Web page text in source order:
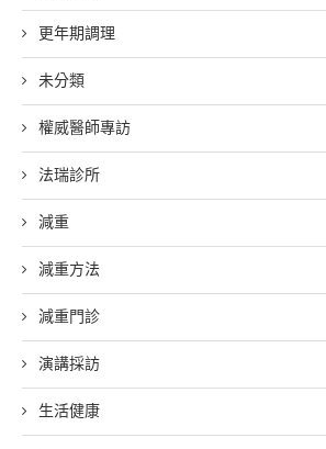
更年期調理
未分類
權威醫師專訪
法瑞診所
減重
減重方法
減重門診
演講採訪
生活健康